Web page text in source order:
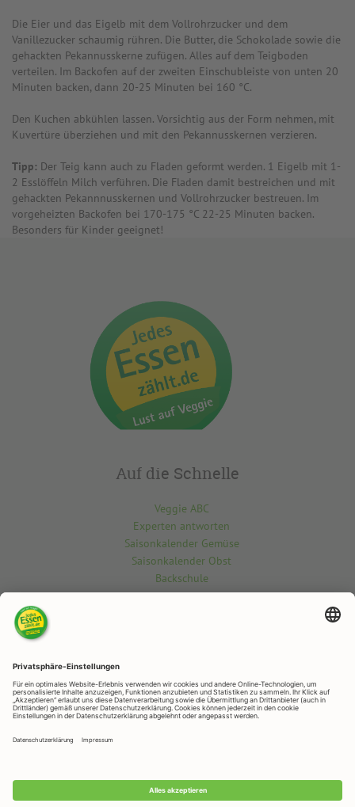
Die Eier und das Eigelb mit dem Vollrohrzucker und dem
Vanillezucker schaumig rühren. Die Butter, die Schokolade sowie die
gehackten Pekannusskerne zufügen. Alles auf dem Teigboden
verteilen. Im Backofen auf der zweiten Einschubleiste von unten 20
Minuten backen, dann 20-25 Minuten bei 160 °C.
Den Kuchen abkühlen lassen. Vorsichtig aus der Form nehmen, mit
Kuvertüre überziehen und mit den Pekannusskernen verzieren.
Tipp: Der Teig kann auch zu Fladen geformt werden. 1 Eigelb mit 1-
2 Esslöffeln Milch verführen. Die Fladen damit bestreichen und mit
gehackten Pekannnusskernen und Vollrohrzucker bestreuen. Im
vorgeheizten Backofen bei 170-175 °C 22-25 Minuten backen.
Besonders für Kinder geeignet!
Auf die Schnelle
Veggie ABC
Experten antworten
Saisonkalender Gemüse
Saisonkalender Obst
Backschule
beantworten wir deine Fragen.
Kontaktiere uns hier
Rapunzelstr. 1, 87764 Legau
veggie@rapunzel.de